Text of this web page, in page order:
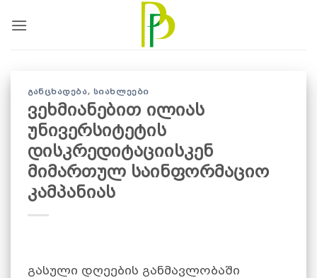
ᲒᲐᲜᲪᲮᲐᲓᲔᲑᲐ, ᲡᲘᲐᲮᲚᲔᲔᲑᲘ
ვეხმიანებით ილიას
უნივერსიტეტის
დისკრედიტაციისკენ
მიმართულ საინფორმაციო
კამპანიას
გასული დღეების განმავლობაში